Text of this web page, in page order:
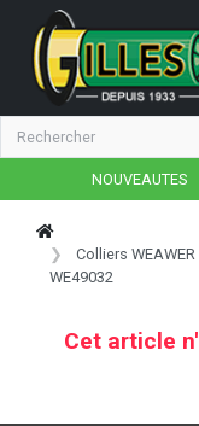
NOUVEAUTES
Colliers
WE49032
Cet article